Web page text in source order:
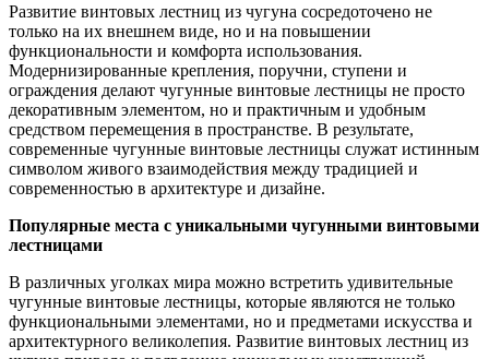
Развитие винтовых лестниц из чугуна сосредоточено не
только на их внешнем виде, но и на повышении
функциональности и комфорта использования.
Модернизированные крепления, поручни, ступени и
ограждения делают чугунные винтовые лестницы не просто
декоративным элементом, но и практичным и удобным
средством перемещения в пространстве. В результате,
современные чугунные винтовые лестницы служат истинным
символом живого взаимодействия между традицией и
современностью в архитектуре и дизайне.
Популярные места с уникальными чугунными винтовыми
лестницами
В различных уголках мира можно встретить удивительные
чугунные винтовые лестницы, которые являются не только
функциональными элементами, но и предметами искусства и
архитектурного великолепия. Развитие винтовых лестниц из